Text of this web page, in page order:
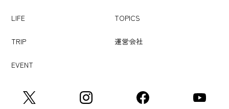
LIFE TOPICS
TRIP 運営会社
EVENT